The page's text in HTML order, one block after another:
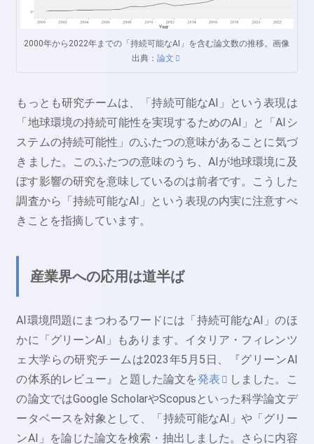
2000年から2022年までの「持続可能なAI」を含む論文数の推移。画像
出典：論文
もっとも研究チームは、「持続可能なAI」という表現は
「地球環境の持続可能性を実現するためのAI」と「AIシ
ステムの持続可能性」のふたつの意味があることに気づ
きました。このふたつの意味のうち、AIが地球環境に及
ぼす影響の研究を意味しているのは前者です。こうした
調査から「持続可能なAI」という表現の内実に注意すべ
きことを指摘しています。
産業界への応用は道半ば
AI環境問題にまつわるワードには「持続可能なAI」のほ
かに「グリーンAI」もあります。イタリア・フィレンツ
ェ大学らの研究チームは2023年5月5日、『グリーンAI
の体系的レビュー』と題した論文を発表
しました。こ
の論文ではGoogle ScholarやScopusといった科学論文デ
ータベースを対象として、「持続可能なAI」や「グリー
ンAI」を論じた論文を検索・抽出しました。さらに内容